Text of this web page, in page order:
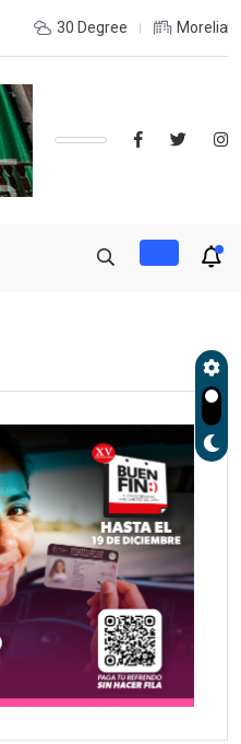
SOCIAL, INVITA RECTORA
30 Degree Morelia